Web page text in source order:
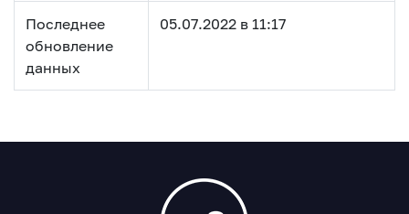
Последнее
обновление
данных
05.07.2022 в 11:17